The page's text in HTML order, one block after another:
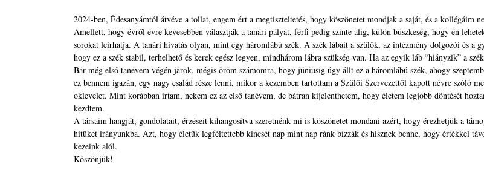
2024-ben, Édesanyámtól átvéve a tollat, engem ért a megtiszteltetés, hogy köszönetet mondjak a saját, és a kollégáim
Amellett, hogy évről évre kevesebben választják a tanári pályát, férfi pedig szinte alig, külön büszkeség, hogy én
sorokat leírhatja. A tanári hivatás olyan, mint egy háromlábú szék. A szék lábait a szülők, az intézmény dolgozói és a
hogy ez a szék stabil, terhelhető és kerek egész legyen, mindhárom lábra szükség van. Ha az egyik láb “hiányzik” a
Bár még első tanévem végén járok, mégis öröm számomra, hogy júniusig úgy állt ez a háromlábú szék, ahogy
ez bennem igazán, egy nagy család része lenni, mikor a kezemben tartottam a Szülői Szervezettől kapott névre szóló
oklevelet. Mint korábban írtam, nekem ez az első tanévem, de bátran kijelenthetem, hogy életem legjobb döntését
kezdtem.
A társaim hangját, gondolatait, érzéseit kihangosítva szeretnénk mi is köszönetet mondani azért, hogy érezhetjük a
hitüket irányunkba. Azt, hogy életük legféltettebb kincsét nap mint nap ránk bízzák és hisznek benne, hogy értékkel
kezeink alól.
Köszönjük!